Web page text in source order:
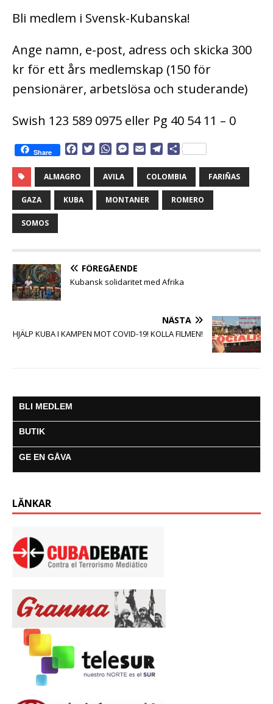
Bli medlem i Svensk-Kubanska!
Ange namn, e-post, adress och skicka 300
kr för ett års medlemskap (150 för
pensionärer, arbetslösa och studerande)
Swish 123 589 0975 eller Pg 40 54 11 – 0
Share
c
e
b
o
t
e
W
a
t
s
A
M
s
e
n
a
i
l
l
e
r
D
l
a
ALMAGRO AVILA COLOMBIA FARIÑAS
GAZA KUBA MONTANER ROMERO
SOMOS
FÖREGÅENDE
Kubansk solidaritet med Afrika
NÄSTA
HJÄLP KUBA I KAMPEN MOT COVID-19! KOLLA FILMEN!
BLI MEDLEM
BUTIK
GE EN GÅVA
LÄNKAR